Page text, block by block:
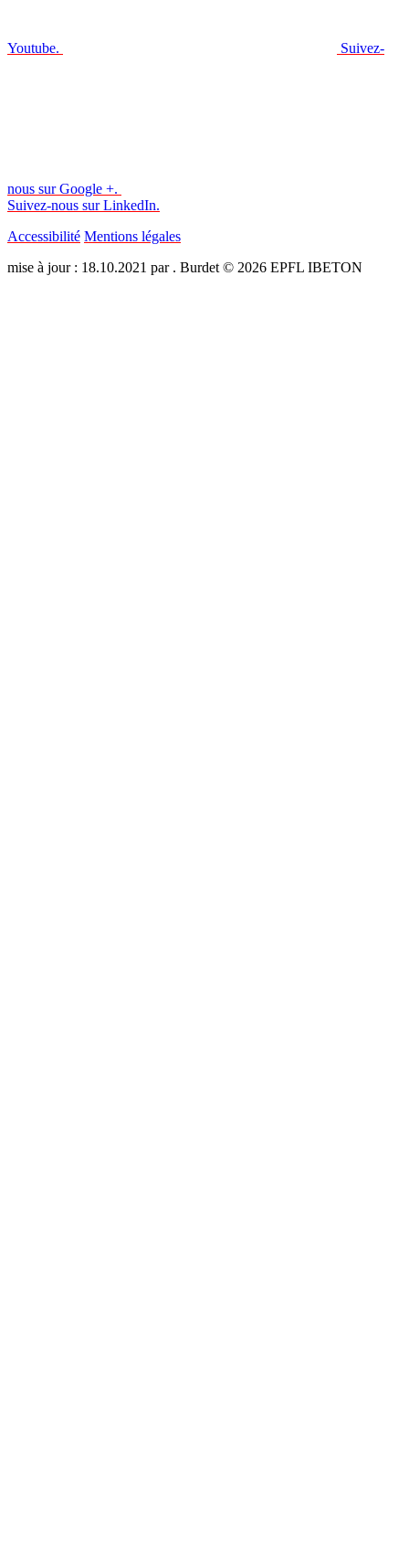
Youtube. Suivez-
nous sur Google +.
Suivez-nous sur LinkedIn.
Accessibilité Mentions légales
mise à jour : 18.10.2021 par . Burdet © 2026 EPFL IBETON